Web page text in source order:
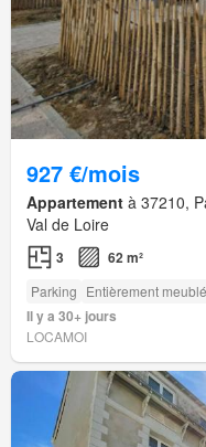
927 €/mois
Appartement à 37210,
Val de Loire
3 62 m²
Parking Entièrement meublé
Il y a 30+ jours
LOCAMOI